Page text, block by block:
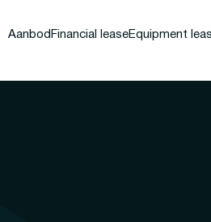
Aanbod Financial leaseEquipment